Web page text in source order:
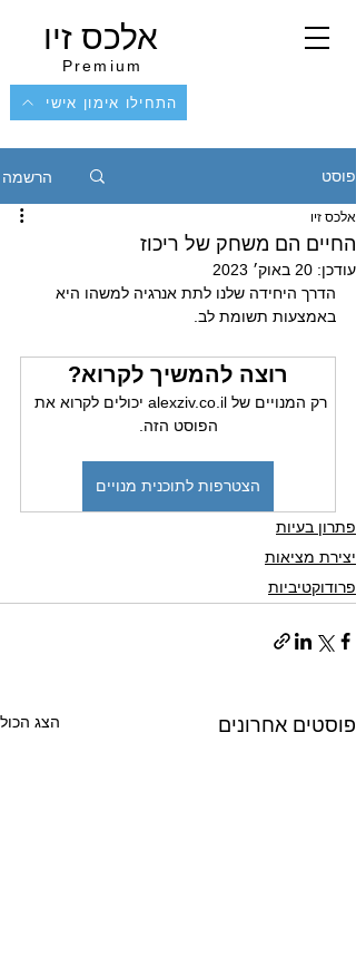
אלכס זיו
Premium
התחילו אימון אישי
פוסט הרשמה
החיים הם משחק של ריכוז
אלכס זיו
עודכן: 20 באוק׳ 2023
הדרך היחידה שלנו לתת אנרגיה למשהו היא
באמצעות תשומת לב.
רוצה להמשיך לקרוא?
רק המנויים של alexziv.co.il יכולים לקרוא את
הפוסט הזה.
הצטרפות לתוכנית מנויים
פתרון בעיות
יצירת מציאות
פרודוקטיביות
פוסטים אחרונים הצג הכול